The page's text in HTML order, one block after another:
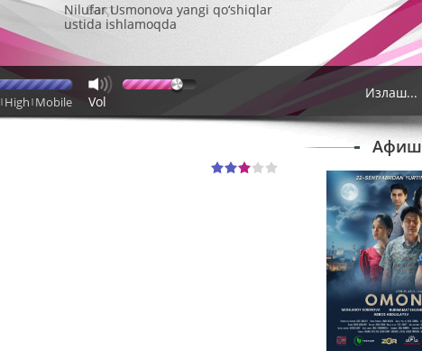
Вақт
High Mobile Vol